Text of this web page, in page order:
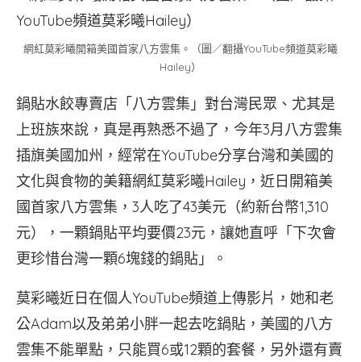
網紅莫彩曦開箱美國首家八方雲集。（圖／翻攝YouTube頻道莫彩曦
Hailey）
鍋貼水餃專賣店「八方雲集」對台灣民眾、尤其是
上班族來說，真是再熟悉不過了，今年3月八方雲集
插旗美國加州，經常在YouTube分享台灣和美國的
文化與食物的美籍網紅莫彩曦Hailey，近日開箱美
國首家八方雲集，3人吃了43美元（約新台幣1,310
元），一顆鍋貼平均要價23元，讓她直呼「下次會
更珍惜台灣一顆6塊錢的鍋貼」。
莫彩曦近日在個人YouTube頻道上傳影片，她和老
公Adam以及弟弟小胖一起去吃鍋貼，美國的八方
雲集不能單點，只能買6或12顆的套餐，另外還有賣